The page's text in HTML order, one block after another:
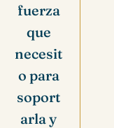
fuerza
que
necesit
o para
soport
arla y